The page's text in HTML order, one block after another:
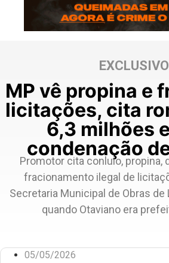
EXCLUSIVO
MP vê propina e
licitações, cita
6,3 milhões
condenação
Promotor cita conluio, propina,
fracionamento ilegal de
Secretaria Municipal de Obras de
quando Otaviano era
05/05/2026